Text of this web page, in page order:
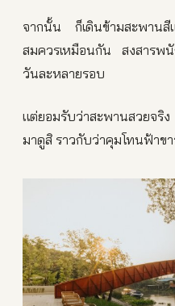
จากนั้น ก็เดินข้ามสะพาน
สมควรเหมือนกัน สงสารพ
วันละหลายรอบ
แต่ยอมรับว่าสะพานสวยจริ
มาดูสิ ราวกับว่าคุมโทนฟ้าข